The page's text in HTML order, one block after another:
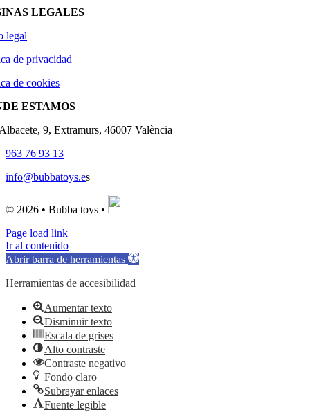
LEGALES
legal
de privacidad
de cookies
ESTAMOS
9, Extramurs, 46007 València
963 76 93 13
info@bubbatoys.es
© 2026 • Bubba toys •
Page load link
Ir al contenido
Abrir barra de herramientas
Herramientas de accesibilidad
Aumentar texto
Disminuir texto
Escala de grises
Alto contraste
Contraste negativo
Fondo claro
Subrayar enlaces
Fuente legible